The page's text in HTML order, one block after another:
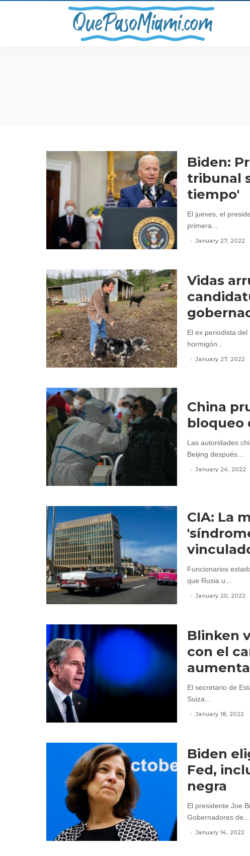
Biden:
tribunal
tiempo'
El jueves, el
primera...
January 27, 2022
Vidas
El ex periodista
hormigón...
January 27, 2022
China
bloqueo
Las autoridades
Beijing después...
January 24, 2022
CIA: La
Funcionarios
que Rusia u...
January 20, 2022
Blinken
con el
El secretario de
Suiza...
January 18, 2022
Biden
Fed,
negra
El presidente Joe
Gobernadores de...
January 14, 2022